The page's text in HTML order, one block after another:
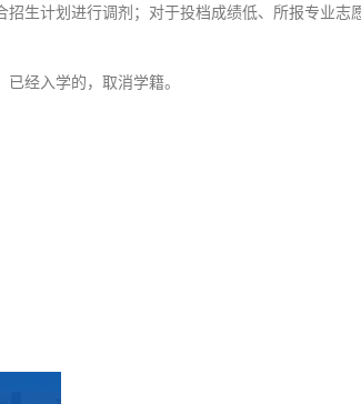
生计划进行调剂；对于投档成绩低、所报专业志
经入学的，取消学籍。